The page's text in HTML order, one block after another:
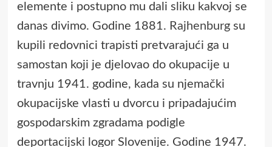
elemente i postupno mu dali sliku kakvoj se
danas divimo. Godine 1881. Rajhenburg su
kupili redovnici trapisti pretvarajući ga u
samostan koji je djelovao do okupacije u
travnju 1941. godine, kada su njemački
okupacijske vlasti u dvorcu i pripadajućim
gospodarskim zgradama podigle
deportacijski logor Slovenije. Godine 1947.